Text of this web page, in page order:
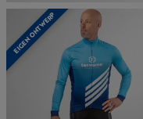
EIGEN ONTWERP